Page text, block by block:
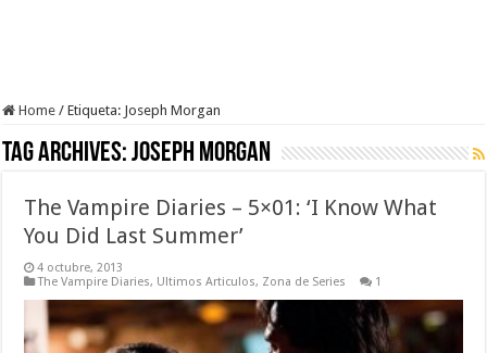
Home / Etiqueta: Joseph Morgan
Tag Archives:Joseph Morgan
The Vampire Diaries – 5×01: ‘I Know What
You Did Last Summer’
4 octubre, 2013
The Vampire Diaries, Ultimos Articulos, Zona de Series 1